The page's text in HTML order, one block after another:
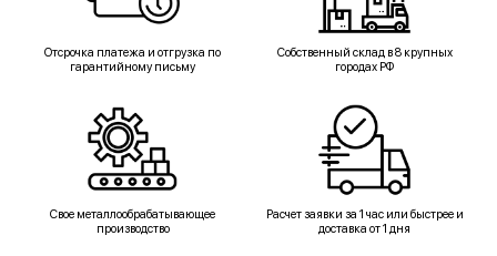
Отсрочка платежа и отгрузка по
гарантийному письму
Собственный склад в 8 крупных
городах РФ
Свое металлообрабатывающее
производство
Расчет заявки за 1 час или быстрее и
доставка от 1 дня